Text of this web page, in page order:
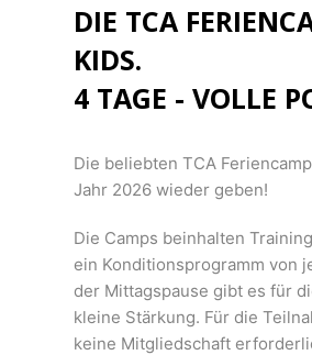
DIE TCA
KIDS.
4 TAGE - VOLLE
Die beliebten TCA
Jahr 2026 wieder geben!
Die Camps beinhalten
ein Konditionsprogramm von
der Mittagspause gibt es für
kleine Stärkung. Für die
keine Mitgliedschaft